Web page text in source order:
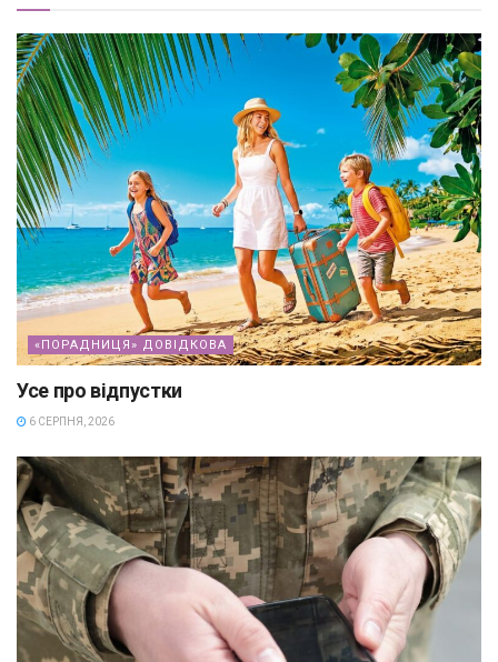
«ПОРАДНИЦЯ» ДОВІДКОВА
Усе про відпустки
6 СЕРПНЯ, 2026